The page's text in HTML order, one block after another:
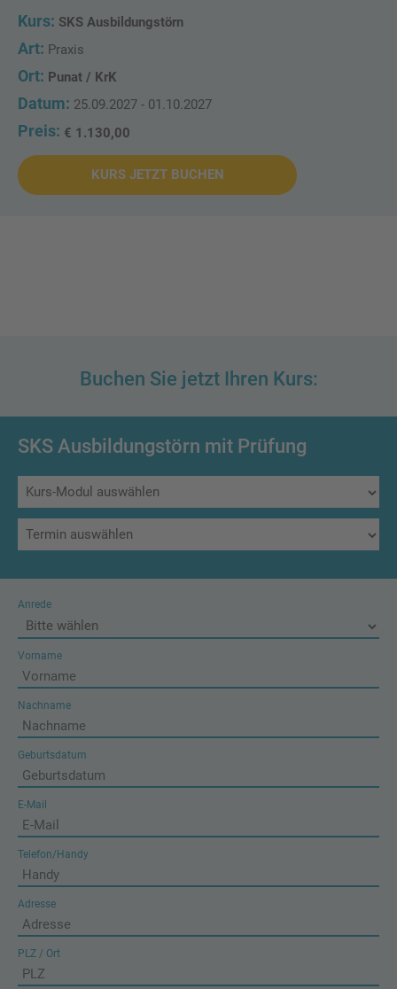
SKS Ausbildungstörn
Praxis
Punat / KrK
25.09.2027 - 01.10.2027
€ 1.130,00
KURS JETZT BUCHEN
Buchen Sie jetzt Ihren Kurs:
SKS Ausbildungstörn mit Prüfung
Anrede
Vorname
Nachname
Geburtsdatum
E-Mail
Telefon/Handy
Adresse
PLZ / Ort